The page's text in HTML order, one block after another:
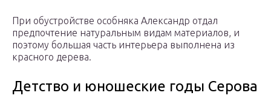
При обустройстве особняка Александр отдал
предпочтение натуральным видам материалов, и
поэтому большая часть интерьера выполнена из
красного дерева.
Детство и юношеские годы Серова